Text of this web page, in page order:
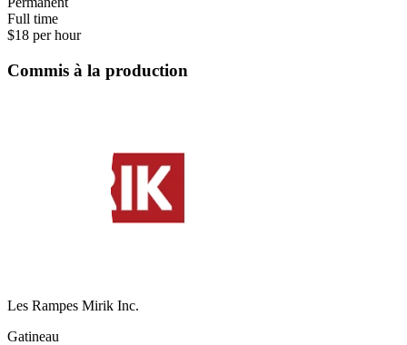
Full time
$18 per hour
Commis à la production
Les Rampes Mirik Inc.
Gatineau